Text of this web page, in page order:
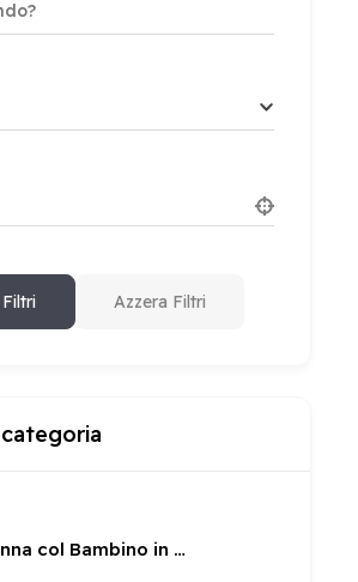
Azzera Filtri
Madonna col Bambino in gloria tra Santi in San Pietro